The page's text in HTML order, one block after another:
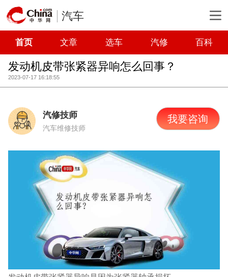
汽车
首页 文章 选车 汽修 百科
发动机皮带张紧器异响怎么回事？
2023-07-17 16:18:55
汽修技师
汽车维修技师
我要咨询